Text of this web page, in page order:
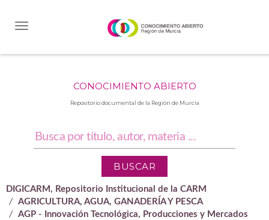
CONOCIMIENTO ABIERTO
Repositorio documental de la Región de Murcia
DIGICARM, Repositorio Institucional de la CARM
AGRICULTURA, AGUA, GANADERÍA Y PESCA
AGP - Innovación Tecnológica, Producciones y Mercados